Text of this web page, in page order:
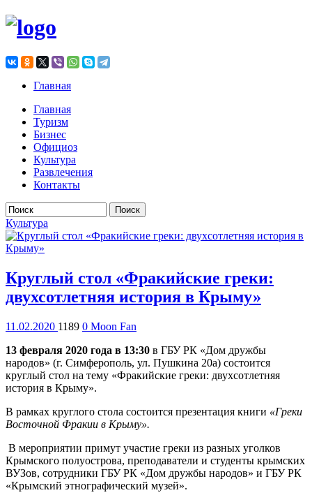
Главная
Главная
Туризм
Бизнес
Официоз
Культура
Развлечения
Контакты
Форма поиска
Культура
Круглый стол «Фракийские греки:
двухсотлетняя история в Крыму»
11.02.2020 1189 0 Moon Fan
13 февраля 2020 года в 13:30 в ГБУ РК «Дом дружбы
народов» (г. Симферополь, ул. Пушкина 20а) состоится
круглый стол на тему «Фракийские греки: двухсотлетняя
история в Крыму».
В рамках круглого стола состоится презентация книги «Греки
Восточной Фракии в Крыму».
В мероприятии примут участие греки из разных уголков
Крымского полуострова, преподаватели и студенты крымских
ВУЗов, сотрудники ГБУ РК «Дом дружбы народов» и ГБУ РК
«Крымский этнографический музей».